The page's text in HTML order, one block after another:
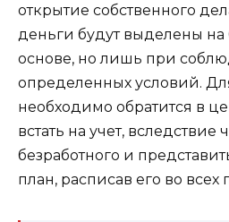
открытие собственного
деньги будут выделены на
основе, но лишь при
определенных условий.
необходимо обратится в
встать на учет, вследствие
безработного и
план, расписав его во всех